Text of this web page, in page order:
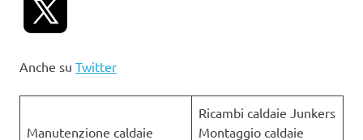
Anche su Twitter
Manutenzione caldaie
Ricambi caldaie Junkers
Montaggio caldaie